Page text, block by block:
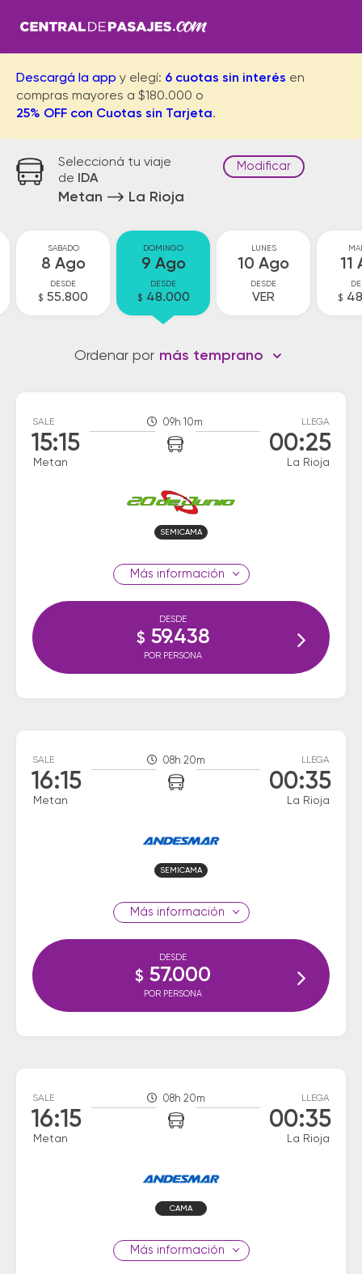
Descargá la app y elegí: 6 cuotas sin interés en
compras mayores a $180.000 o
25% OFF con Cuotas sin Tarjeta.
Seleccioná tu viaje
de
IDA
Metan La Rioja
Modificar
SABADO
8 Ago
DESDE
$ 55.800
DOMINGO
9 Ago
DESDE
$ 48.000
LUNES
10 Ago
DESDE
VER
11
$
Ordenar por más temprano
SALE
15:15
Metan
09h 10m LLEGA
00:25
La Rioja
SEMICAMA
información
DESDE
$ 59.438
POR PERSONA
SALE
16:15
Metan
08h 20m LLEGA
00:35
La Rioja
SEMICAMA
información
DESDE
$ 57.000
POR PERSONA
SALE
16:15
Metan
08h 20m LLEGA
00:35
La Rioja
CAMA
información